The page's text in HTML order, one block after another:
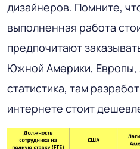
дизайнеров. Помните,
выполненная работа
предпочитают
Южной Америки, Европы,
статистика, там
интернете стоит